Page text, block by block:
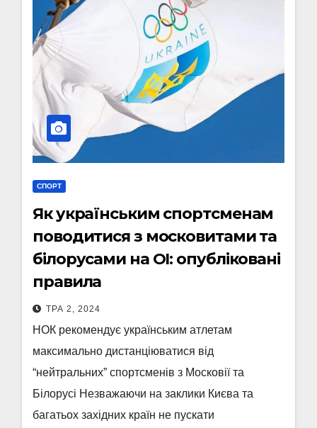
СПОРТ
Як українським спортсменам
поводитися з московитами та
білорусами на ОІ: опубліковані
правила
ТРА 2, 2024
НОК рекомендує українським атлетам
максимально дистанціюватися від
“нейтральних” спортсменів з Московії та
Білорусі Незважаючи на заклики Києва та
багатьох західних країн не пускати